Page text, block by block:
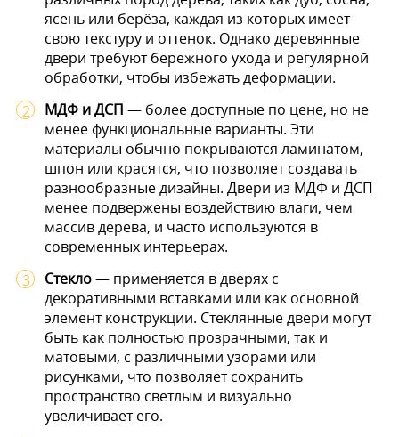
ясень или берёза, каждая из которых имеет
свою текстуру и оттенок. Однако деревянные
двери требуют бережного ухода и регулярной
обработки, чтобы избежать деформации.
МДФ и ДСП — более доступные по цене, но не
менее функциональные варианты. Эти
материалы обычно покрываются ламинатом,
шпон или красятся, что позволяет создавать
разнообразные дизайны. Двери из МДФ и ДСП
менее подвержены воздействию влаги, чем
массив дерева, и часто используются в
современных интерьерах.
Стекло— применяется в дверях с
декоративными вставками или как основной
элемент конструкции. Стеклянные двери могут
быть как полностью прозрачными, так и
матовыми, с различными узорами или
рисунками, что позволяет сохранить
пространство светлым и визуально
увеличивает его.